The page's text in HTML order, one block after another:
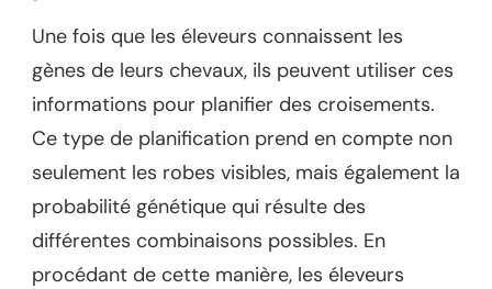
Une fois que les éleveurs connaissent les
gènes de leurs chevaux, ils peuvent utiliser ces
informations pour planifier des croisements.
Ce type de planification prend en compte non
seulement les robes visibles, mais également la
probabilité génétique qui résulte des
différentes combinaisons possibles. En
procédant de cette manière, les éleveurs